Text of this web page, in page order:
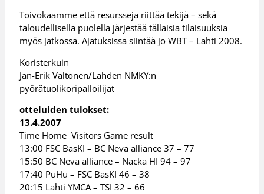
Toivokaamme että resursseja riittää tekijä – sekä
taloudellisella puolella järjestää tällaisia tilaisuuksia
myös jatkossa. Ajatuksissa siintää jo WBT – Lahti 2008.
Koristerkuin
Jan-Erik Valtonen/Lahden NMKY:n
pyörätuolikoripalloilijat
otteluiden tulokset:
13.4.2007
Time Home Visitors Game result
13:00 FSC BasKI – BC Neva alliance 37 – 77
15:50 BC Neva alliance – Nacka HI 94 – 97
17:40 PuHu – FSC BasKI 46 – 38
20:15 Lahti YMCA – TSI 32 – 66